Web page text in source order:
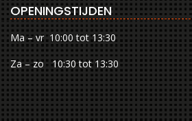
OPENINGSTIJDEN
Ma – vr 10:00 tot 13:30
Za – zo 10:30 tot 13:30